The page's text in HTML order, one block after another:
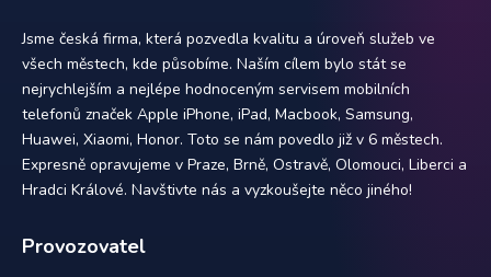
Jsme česká firma, která pozvedla kvalitu a úroveň služeb ve
všech městech, kde působíme. Naším cílem bylo stát se
nejrychlejším a nejlépe hodnoceným servisem mobilních
telefonů značek Apple iPhone, iPad, Macbook, Samsung,
Huawei, Xiaomi, Honor. Toto se nám povedlo již v 6 městech.
Expresně opravujeme v Praze, Brně, Ostravě, Olomouci, Liberci a
Hradci Králové. Navštivte nás a vyzkoušejte něco jiného!
Provozovatel